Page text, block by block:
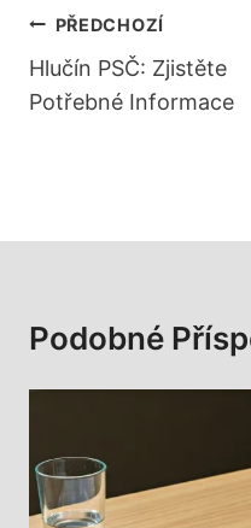
Navigace
Pro
Příspěvek
PŘEDCHOZÍ
Hlučín PSČ: Zjistěte
Potřebné Informace
Podobné